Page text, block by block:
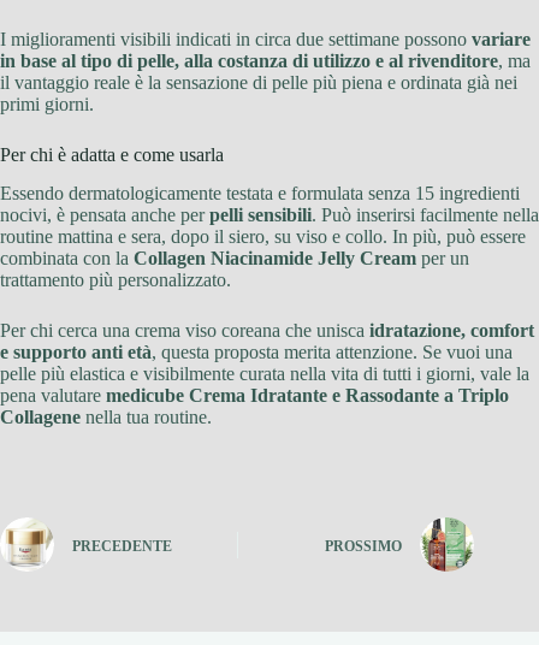
I miglioramenti visibili indicati in circa due settimane possono variare
in base al tipo di pelle, alla costanza di utilizzo e al rivenditore, ma
il vantaggio reale è la sensazione di pelle più piena e ordinata già nei
primi giorni.
Per chi è adatta e come usarla
Essendo dermatologicamente testata e formulata senza 15 ingredienti
nocivi, è pensata anche perpelli sensibili. Può inserirsi facilmente nella
routine mattina e sera, dopo il siero, su viso e collo. In più, può essere
combinata con la Collagen Niacinamide Jelly Cream per un
trattamento più personalizzato.
Per chi cerca una crema viso coreana che unisca idratazione, comfort
e supporto anti età, questa proposta merita attenzione. Se vuoi una
pelle più elastica e visibilmente curata nella vita di tutti i giorni, vale la
pena valutare medicube Crema Idratante e Rassodante a Triplo
Collagene nella tua routine.
PRECEDENTE PROSSIMO